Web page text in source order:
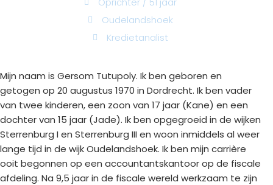
Oudelandshoek
Kredietanalist
Mijn naam is Gersom Tutupoly. Ik ben geboren en
getogen op 20 augustus 1970 in Dordrecht. Ik ben vader
van twee kinderen, een zoon van 17 jaar (Kane) en een
dochter van 15 jaar (Jade). Ik ben opgegroeid in de wijken
Sterrenburg I en Sterrenburg III en woon inmiddels al weer
lange tijd in de wijk Oudelandshoek. Ik ben mijn carrière
ooit begonnen op een accountantskantoor op de fiscale
afdeling. Na 9,5 jaar in de fiscale wereld werkzaam te zijn